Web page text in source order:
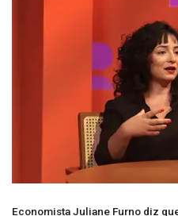
Economista Juliane Furno diz